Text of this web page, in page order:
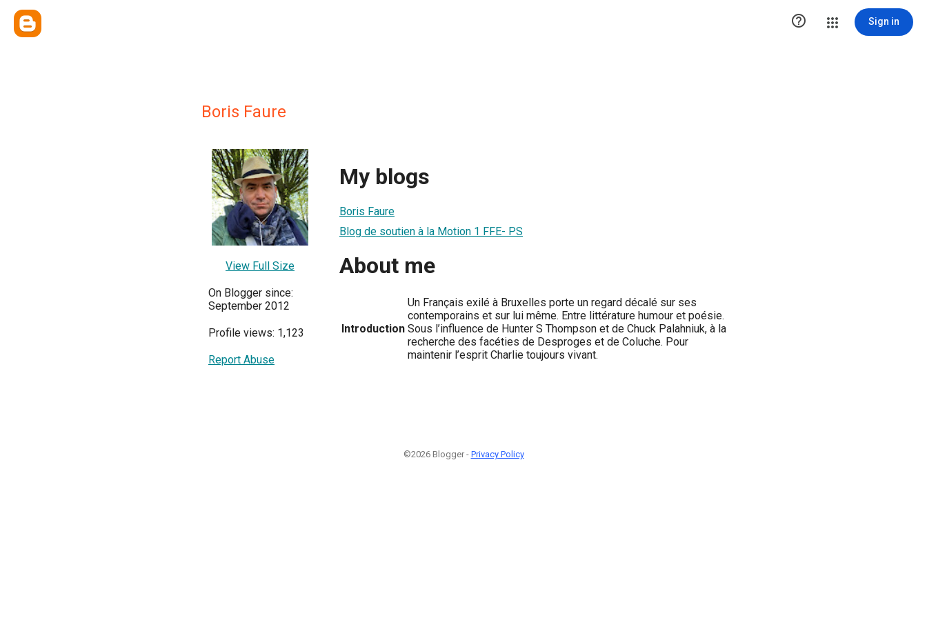
 Sign in
Boris Faure
View Full Size
On Blogger since:
September 2012
Profile views: 1,123
Report Abuse
My blogs
Boris Faure
Blog de soutien à la Motion 1 FFE- PS
About me
Introduction
Un Français exilé à Bruxelles porte un regard décalé sur ses
contemporains et sur lui même. Entre littérature humour et poésie.
Sous l’influence de Hunter S Thompson et de Chuck Palahniuk, à la
recherche des facéties de Desproges et de Coluche. Pour
maintenir l’esprit Charlie toujours vivant.
©2026 Blogger - Privacy Policy